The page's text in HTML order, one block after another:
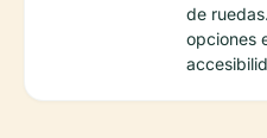
de
opciones